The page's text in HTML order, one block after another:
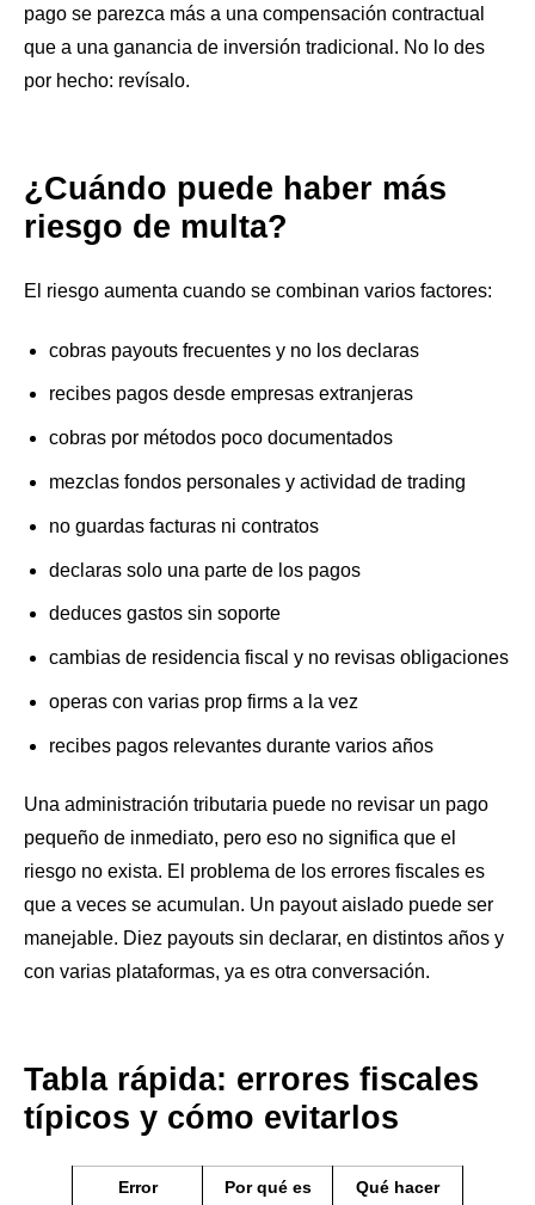
pago se parezca más a una compensación contractual
que a una ganancia de inversión tradicional. No lo des
por hecho: revísalo.
¿Cuándo puede haber más
riesgo de multa?
El riesgo aumenta cuando se combinan varios factores:
cobras payouts frecuentes y no los declaras
recibes pagos desde empresas extranjeras
cobras por métodos poco documentados
mezclas fondos personales y actividad de trading
no guardas facturas ni contratos
declaras solo una parte de los pagos
deduces gastos sin soporte
cambias de residencia fiscal y no revisas obligaciones
operas con varias prop firms a la vez
recibes pagos relevantes durante varios años
Una administración tributaria puede no revisar un pago
pequeño de inmediato, pero eso no significa que el
riesgo no exista. El problema de los errores fiscales es
que a veces se acumulan. Un payout aislado puede ser
manejable. Diez payouts sin declarar, en distintos años y
con varias plataformas, ya es otra conversación.
Tabla rápida: errores fiscales
típicos y cómo evitarlos
Error
Por qué es
Qué hacer